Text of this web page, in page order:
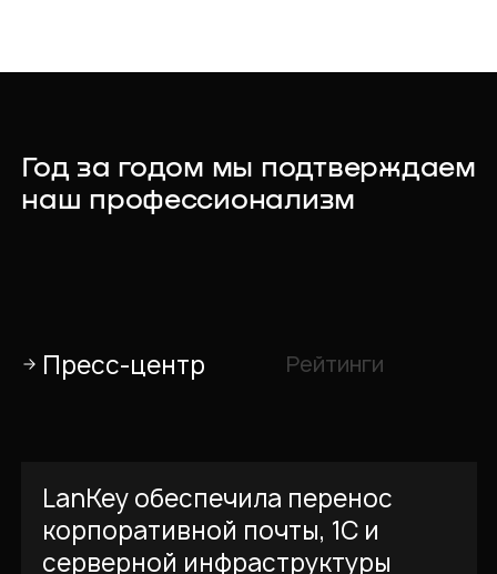
Рейтинги
Год за годом мы подтверждаем
наш профессионализм
Пресс-центр
LanKey обеспечила перенос
корпоративной почты, 1С и
серверной инфраструктуры